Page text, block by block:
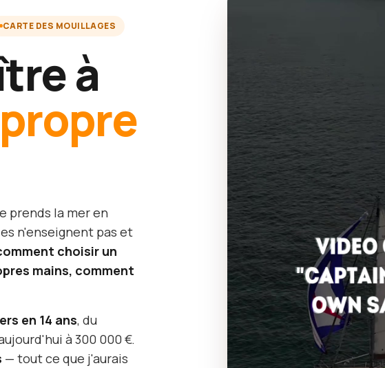
CARTE DES MOUILLAGES
à
prends la mer en
n'enseignent pas et
choisir un
mains, comment
en 14 ans, du
à 300 000 €.
— tout ce que j'aurais